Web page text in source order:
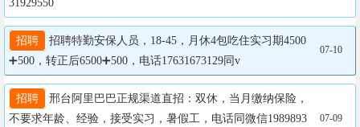
31929550
招聘
招聘特勤安保人员，18-45，月休4包吃住实习期4500
➕500，转正后6500➕500，电话17631673129同v
07-10
招聘
邢台阿里巴巴正规渠道直招：双休，当月缴纳保险，
不要求年龄、经验，接受实习，暑假工，电话同微信1989893
07-09